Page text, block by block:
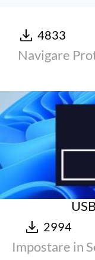
4833
Navigare
2994
Impostare in